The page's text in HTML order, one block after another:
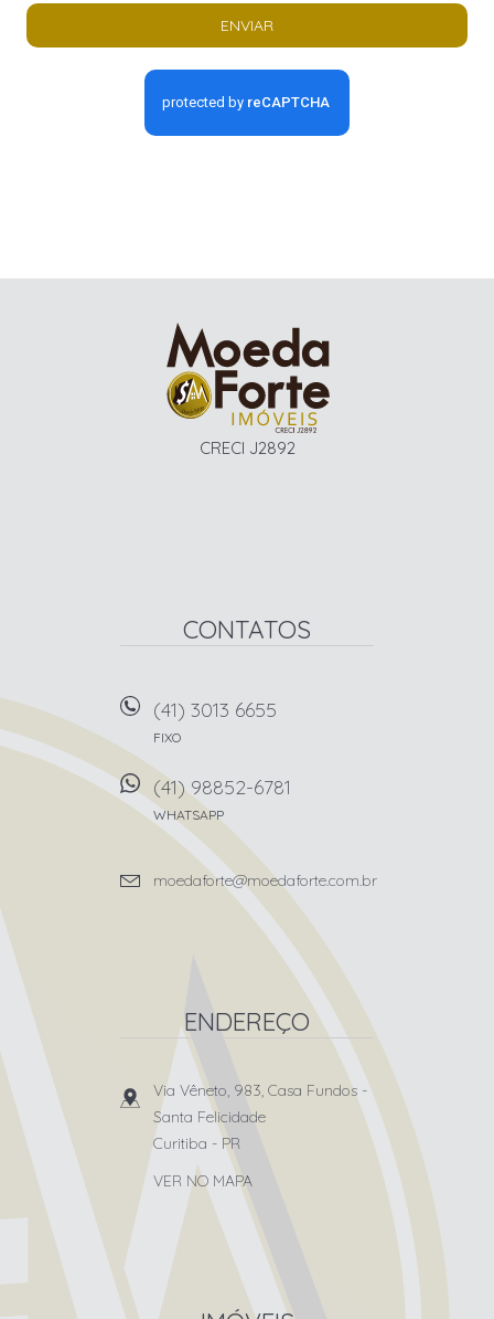
ENVIAR
CRECI J2892
CONTATOS
(41) 3013 6655
FIXO
(41) 98852-6781
WHATSAPP
moedaforte@moedaforte.com.br
ENDEREÇO
Via Vêneto, 983, Casa Fundos -
Santa Felicidade
Curitiba - PR
VER NO MAPA